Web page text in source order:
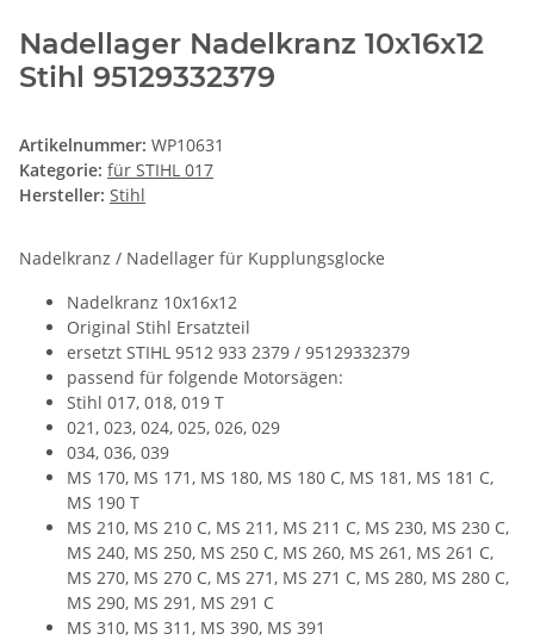
Nadellager Nadelkranz 10x16x12
Stihl 95129332379
Artikelnummer: WP10631
Kategorie: für STIHL 017
Hersteller: Stihl
Nadelkranz / Nadellager für Kupplungsglocke
Nadelkranz 10x16x12
Original Stihl Ersatzteil
ersetzt STIHL 9512 933 2379 / 95129332379
passend für folgende Motorsägen:
Stihl 017, 018, 019 T
021, 023, 024, 025, 026, 029
034, 036, 039
MS 170, MS 171, MS 180, MS 180 C, MS 181, MS 181 C,
MS 190 T
MS 210, MS 210 C, MS 211, MS 211 C, MS 230, MS 230 C,
MS 240, MS 250, MS 250 C, MS 260, MS 261, MS 261 C,
MS 270, MS 270 C, MS 271, MS 271 C, MS 280, MS 280 C,
MS 290, MS 291, MS 291 C
MS 310, MS 311, MS 390, MS 391